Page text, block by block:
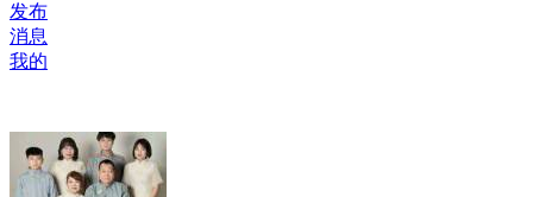
发布
消息
我的